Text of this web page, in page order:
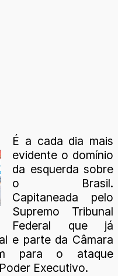
É a cada dia mais
evidente o domínio
da esquerda sobre
o Brasil.
Capitaneada pelo
Supremo Tribunal
Federal que já
e parte da Câmara
para o ataque
Executivo.